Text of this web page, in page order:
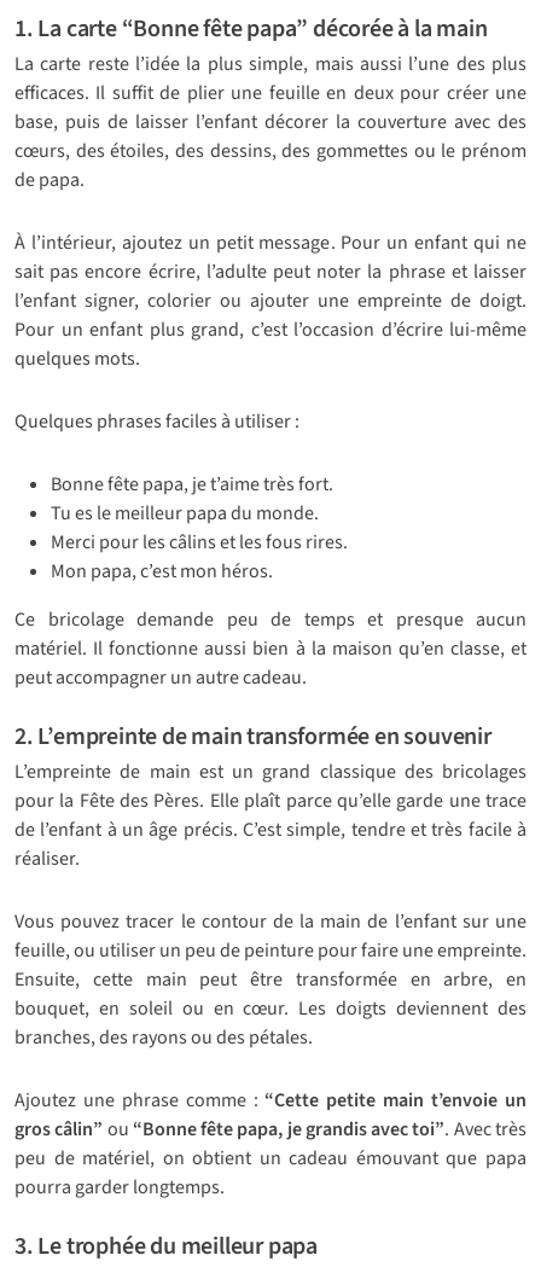
1. La carte “Bonne fête papa” décorée à la main
La carte reste l’idée la plus simple, mais aussi l’une des plus
efficaces. Il suffit de plier une feuille en deux pour créer une
base, puis de laisser l’enfant décorer la couverture avec des
cœurs, des étoiles, des dessins, des gommettes ou le prénom
de papa.
À l’intérieur, ajoutez un petit message. Pour un enfant qui ne
sait pas encore écrire, l’adulte peut noter la phrase et laisser
l’enfant signer, colorier ou ajouter une empreinte de doigt.
Pour un enfant plus grand, c’est l’occasion d’écrire lui-même
quelques mots.
Quelques phrases faciles à utiliser :
Bonne fête papa, je t’aime très fort.
Tu es le meilleur papa du monde.
Merci pour les câlins et les fous rires.
Mon papa, c’est mon héros.
Ce bricolage demande peu de temps et presque aucun
matériel. Il fonctionne aussi bien à la maison qu’en classe, et
peut accompagner un autre cadeau.
2. L’empreinte de main transformée en souvenir
L’empreinte de main est un grand classique des bricolages
pour la Fête des Pères. Elle plaît parce qu’elle garde une trace
de l’enfant à un âge précis. C’est simple, tendre et très facile à
réaliser.
Vous pouvez tracer le contour de la main de l’enfant sur une
feuille, ou utiliser un peu de peinture pour faire une empreinte.
Ensuite, cette main peut être transformée en arbre, en
bouquet, en soleil ou en cœur. Les doigts deviennent des
branches, des rayons ou des pétales.
Ajoutez une phrase comme : “Cette petite main t’envoie un
gros câlin” ou “Bonne fête papa, je grandis avec toi”. Avec très
peu de matériel, on obtient un cadeau émouvant que papa
pourra garder longtemps.
3. Le trophée du meilleur papa